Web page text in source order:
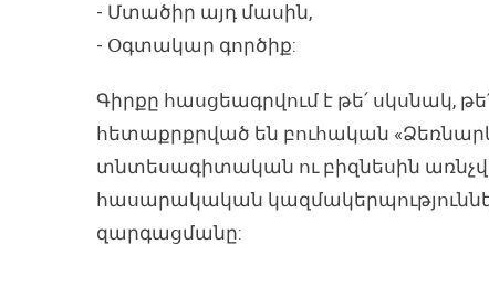
- Մտածիր այդ մասին,
- Օգտակար գործիք:
Գիրքը հասցեագրվում է թե՛ սկսնակ,
հետաքրքրված են բուհական
տնտեսագիտական ու բիզնեսին
հասարակական
զարգացմանը: